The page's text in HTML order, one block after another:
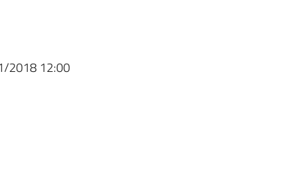
2018 12:00